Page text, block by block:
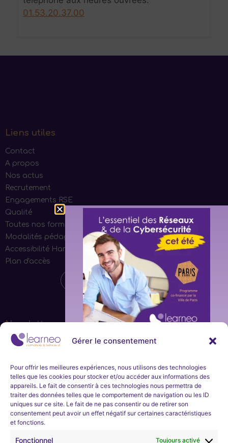
Gérer le consentement
Pour offrir les meilleures expériences, nous utilisons des technologies
telles que les cookies pour stocker et/ou accéder aux informations des
appareils. Le fait de consentir à ces technologies nous permettra de
traiter des données telles que le comportement de navigation ou les ID
uniques sur ce site. Le fait de ne pas consentir ou de retirer son
consentement peut avoir un effet négatif sur certaines caractéristiques
et fonctions.
Fonctionnel Toujours activé
01.53.20.37.00
Liens utiles
Contact
A propos
Nos actus
Recrutement
Engagements RSE
Qualité
Toutes nos formations
Modalités pédagogiques
Accessibilité Handicap
Plan d'accès
Newsletter
Ne manquez aucune actualité de la part de Learneo
vous à notre newsletter mensuelle.
S'inscrire
Nous développons l’expertise professionnelle et soutenons
l’évolution de carrières dans les domaines technologiques
immédiate
et en
continu
Learneo Académie organise unprogramme